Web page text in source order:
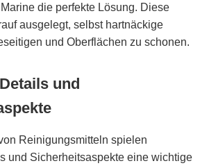
die perfekte Lösung. Diese
ausgelegt, selbst hartnäckige
und Oberflächen zu schonen.
und
Reinigungsmitteln spielen
und Sicherheitsaspekte eine wichtige